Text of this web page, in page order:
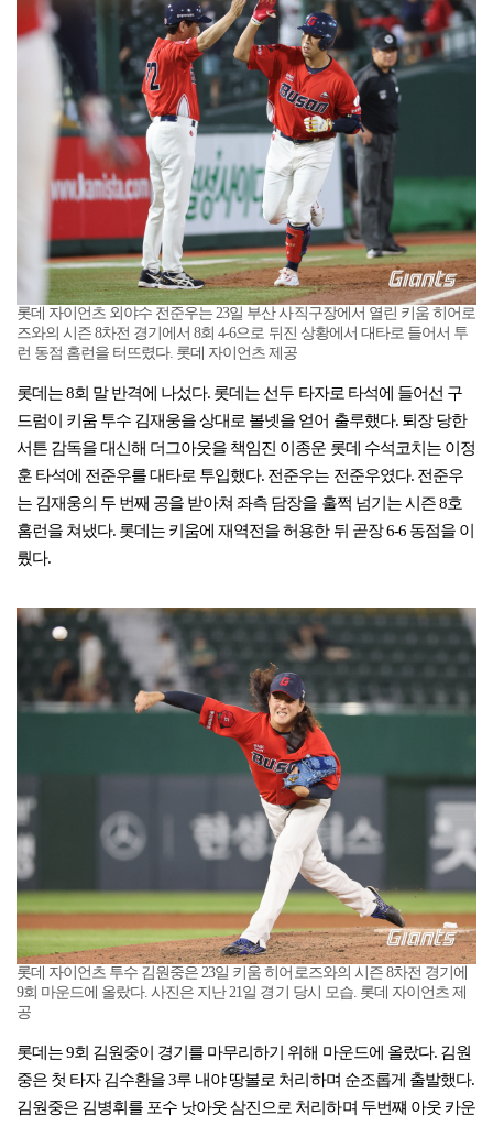
롯데 자이언츠 외야수 전준우는 23일 부산 사직구장에서 열린 키움 히어로
즈와의 시즌 8차전 경기에서 8회 4-6으로 뒤진 상황에서 대타로 들어서 투
런 동점 홈런을 터뜨렸다. 롯데 자이언츠 제공
롯데는 8회 말 반격에 나섰다. 롯데는 선두 타자로 타석에 들어선 구
드럼이 키움 투수 김재웅을 상대로 볼넷을 얻어 출루했다. 퇴장 당한
서튼 감독을 대신해 더그아웃을 책임진 이종운 롯데 수석코치는 이정
훈 타석에 전준우를 대타로 투입했다. 전준우는 전준우였다. 전준우
는 김재웅의 두 번째 공을 받아쳐 좌측 담장을 훌쩍 넘기는 시즌 8호
홈런을 쳐냈다. 롯데는 키움에 재역전을 허용한 뒤 곧장 6-6 동점을 이
뤘다.
롯데 자이언츠 투수 김원중은 23일 키움 히어로즈와의 시즌 8차전 경기에
9회 마운드에 올랐다. 사진은 지난 21일 경기 당시 모습. 롯데 자이언츠 제
공
롯데는 9회 김원중이 경기를 마무리하기 위해 마운드에 올랐다. 김원
중은 첫 타자 김수환을 3루 내야 땅볼로 처리하며 순조롭게 출발했다.
김원중은 김병휘를 포수 낫아웃 삼진으로 처리하며 두번쨰 아웃 카운